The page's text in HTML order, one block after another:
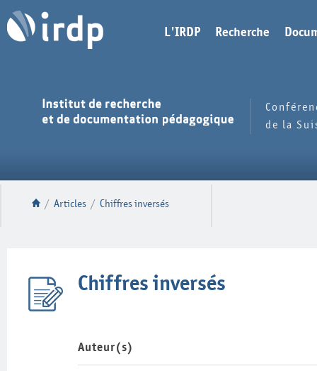
L'IRDP Recherche
de la
/ Articles / Chiffres inversés
Chiffres inversés
Auteur(s)